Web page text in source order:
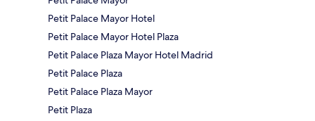
Petit Palace Mayor Hotel
Petit Palace Mayor Hotel Plaza
Petit Palace Plaza Mayor Hotel Madrid
Petit Palace Plaza
Petit Palace Plaza Mayor
Petit Plaza